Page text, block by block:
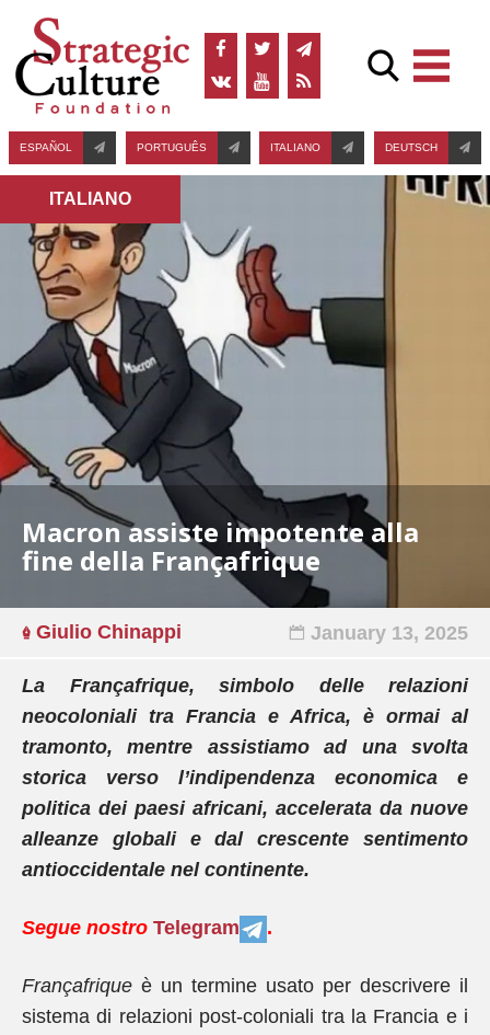
ESPAÑOL PORTUGUÊS ITALIANO DEUTSCH
ITALIANO
Macron assiste impotente alla
fine della Françafrique
Giulio Chinappi January 13, 2025
La Françafrique, simbolo delle relazioni
neocoloniali tra Francia e Africa, è ormai al
tramonto, mentre assistiamo ad una svolta
storica verso l’indipendenza economica e
politica dei paesi africani, accelerata da nuove
alleanze globali e dal crescente sentimento
antioccidentale nel continente.
Segue nostro Telegram .
Françafrique è un termine usato per descrivere il
sistema di relazioni post-coloniali tra la Francia e i